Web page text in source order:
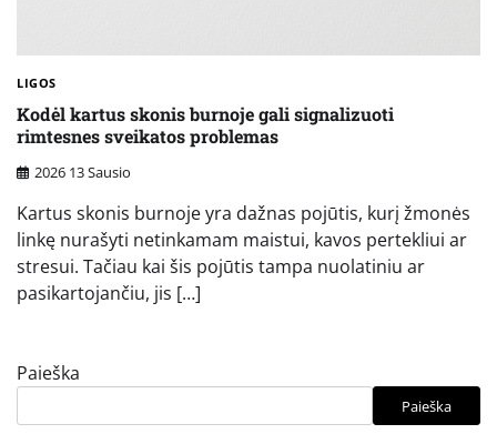
LIGOS
Kodėl kartus skonis burnoje gali signalizuoti
rimtesnes sveikatos problemas
2026 13 Sausio
Kartus skonis burnoje yra dažnas pojūtis, kurį žmonės
linkę nurašyti netinkamam maistui, kavos pertekliui ar
stresui. Tačiau kai šis pojūtis tampa nuolatiniu ar
pasikartojančiu, jis […]
Paieška
Paieška